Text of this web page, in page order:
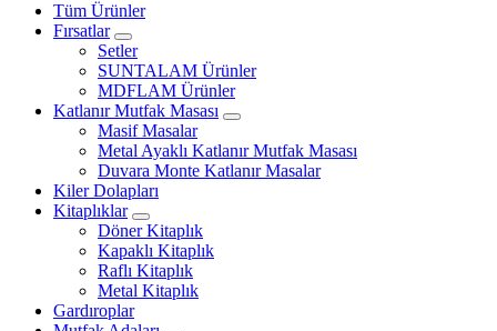
Tüm Ürünler
Fırsatlar
Setler
SUNTALAM Ürünler
MDFLAM Ürünler
Katlanır Mutfak Masası
Masif Masalar
Metal Ayaklı Katlanır Mutfak Masası
Duvara Monte Katlanır Masalar
Kiler Dolapları
Kitaplıklar
Döner Kitaplık
Kapaklı Kitaplık
Raflı Kitaplık
Metal Kitaplık
Gardıroplar